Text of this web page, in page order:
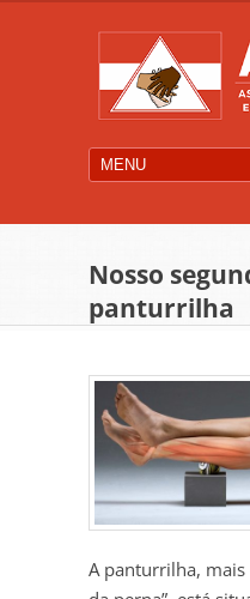
Nosso
panturrilha
A panturrilha, mais